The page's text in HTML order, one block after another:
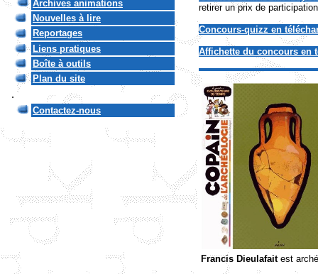
Archives animations
Nouvelles à lire
Reportages
Liens pratiques
Boîte à outils
Plan du site
.
Contactez-nous
retirer un prix de
Concours-quizz en
Affichette du concours en
Francis Dieulafait est